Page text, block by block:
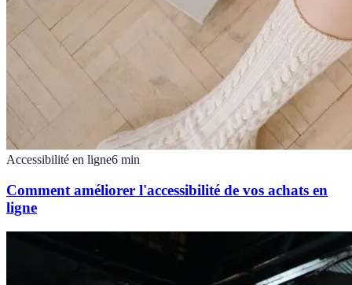
Accessibilité en ligne6 min
Comment améliorer l'accessibilité de vos achats en
ligne